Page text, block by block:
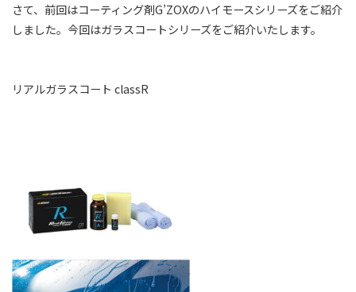
さて、前回はコーティング剤G’ZOXのハイモースシリーズをご紹介
しました。今回はガラスコートシリーズをご紹介いたします。
リアルガラスコート classR